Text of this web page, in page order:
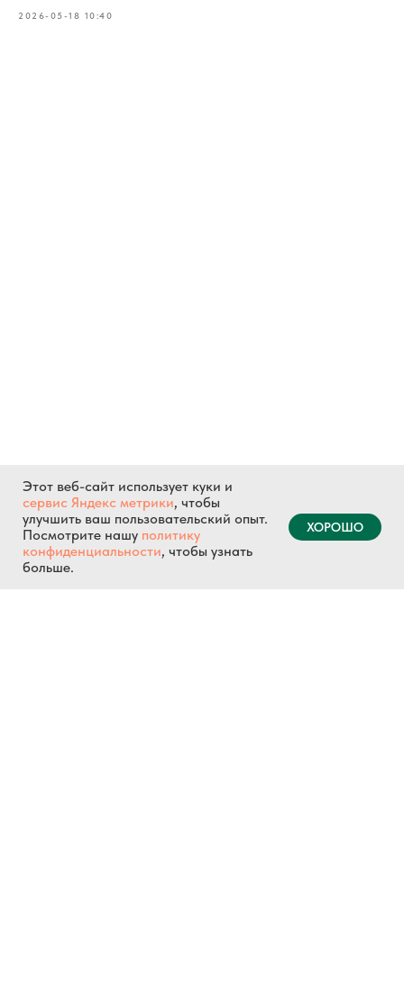
2026-05-18 10:40
Этот веб-сайт использует куки и
сервис Яндекс метрики, чтобы
улучшить ваш пользовательский опыт.
Посмотрите нашу политику
конфиденциальности, чтобы узнать
больше.
ХОРОШО